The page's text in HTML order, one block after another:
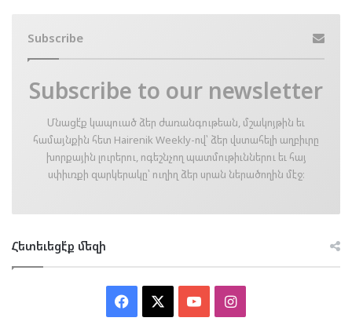
Subscribe
Subscribe to our newsletter
Մնացէ՛ք կապուած ձեր ժառանգութեան, մշակոյթին եւ
համայնքին հետ Hairenik Weekly-ով՝ ձեր վստահելի աղբիւրը
խորքային լուրերու, ոգեշնչող պատմութիւններու եւ հայ
սփիւռքի զարկերակը՝ ուղիղ ձեր սրան ներածողին մէջ։
Հետեւեցէ՛ք մեզի
Facebook YouTubeInstagram